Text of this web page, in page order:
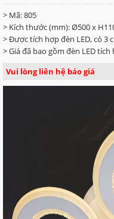
> Mã: 805
> Kích thước (mm): Ø500 x
> Được tích hợp đèn LED, có 3
> Giá đã bao gồm đèn LED tích
Vui lòng liên hệ báo giá